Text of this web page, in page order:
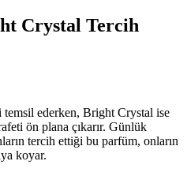
Crystal Tercih
temsil ederken, Bright Crystal ise
ön plana çıkarır. Günlük
tercih ettiği bu parfüm, onların
koyar.